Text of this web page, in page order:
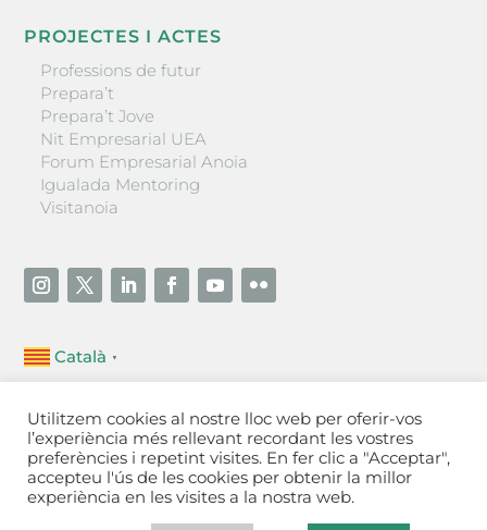
PROJECTES I ACTES
Professions de futur
Prepara’t
Prepara’t Jove
Nit Empresarial UEA
Forum Empresarial Anoia
Igualada Mentoring
Visitanoia
Català ▼
Unió Empresarial de l’Anoia (UEA)
Ctra. de Manresa, 131, 08700 – Igualada (Barcelona)
Tel 93 805 22 92
Contactar
Utilitzem cookies al nostre lloc web per oferir-vos
l’experiència més rellevant recordant les vostres
preferències i repetint visites. En fer clic a "Acceptar",
accepteu l'ús de les cookies per obtenir la millor
experiència en les visites a la nostra web.